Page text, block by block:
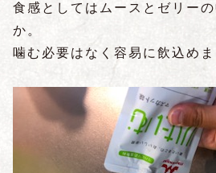
食感としてはムースとゼリー
か。
噛む必要はなく容易に飲込めま